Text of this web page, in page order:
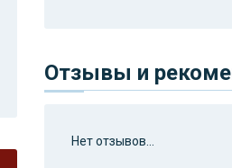
Отзывы и
Нет отзывов...